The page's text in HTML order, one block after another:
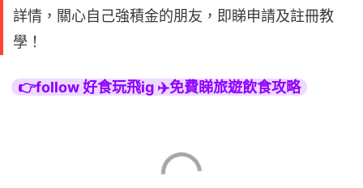
詳情，關心自己強積金的朋友，即睇申請及註冊教
學！
👉follow 好食玩飛ig ✈️免費睇旅遊飲食攻略